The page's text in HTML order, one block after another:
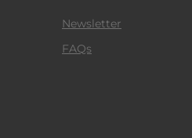
Newsletter
FAQs